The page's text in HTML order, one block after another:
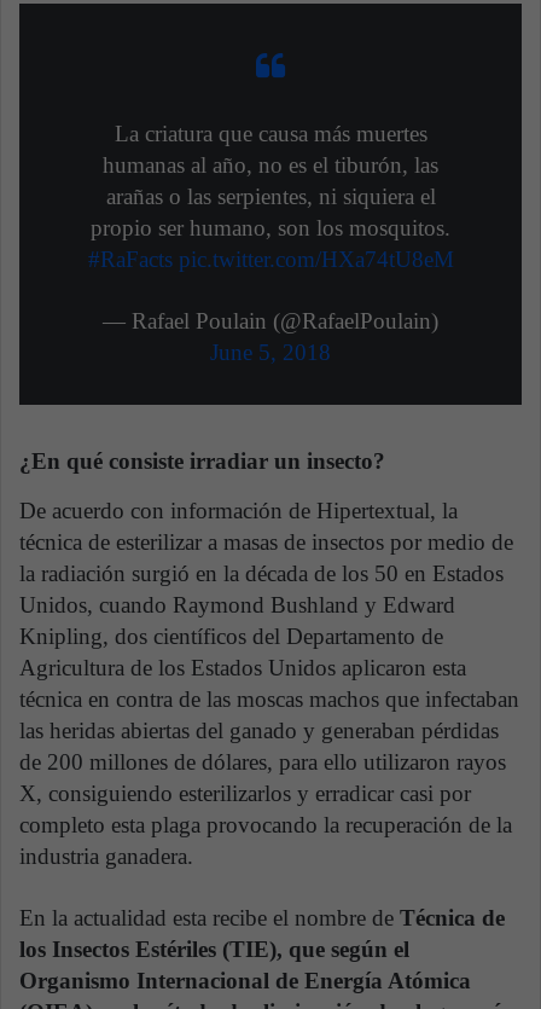
La criatura que causa más muertes
humanas al año, no es el tiburón, las
arañas o las serpientes, ni siquiera el
propio ser humano, son los mosquitos.
#RaFacts pic.twitter.com/HXa74tU8eM
— Rafael Poulain (@RafaelPoulain)
June 5, 2018
¿En qué consiste irradiar un insecto?
De acuerdo con información de Hipertextual, la
técnica de esterilizar a masas de insectos por medio de
la radiación surgió en la década de los 50 en Estados
Unidos, cuando Raymond Bushland y Edward
Knipling, dos científicos del Departamento de
Agricultura de los Estados Unidos aplicaron esta
técnica en contra de las moscas machos que infectaban
las heridas abiertas del ganado y generaban pérdidas
de 200 millones de dólares, para ello utilizaron rayos
X, consiguiendo esterilizarlos y erradicar casi por
completo esta plaga provocando la recuperación de la
industria ganadera.
En la actualidad esta recibe el nombre de Técnica de
los Insectos Estériles (TIE), que según el
Organismo Internacional de Energía Atómica